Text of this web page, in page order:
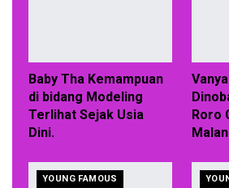
Baby Tha Kemampuan
di bidang Modeling
Terlihat Sejak Usia
Dini.
Roro
YOUNG FAMOUS